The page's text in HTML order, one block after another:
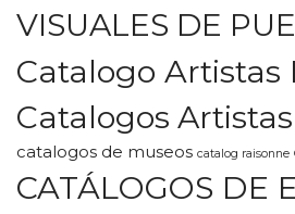
VISUALES DE
Catalogo Artistas
Catalogos
catalogos de museos catalog raisonne
CATÁLOGOS DE